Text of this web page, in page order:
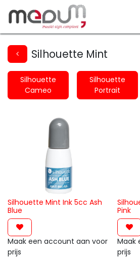
Silhouette Mint
Silhouette
Cameo
Silhouette
Portrait
Silhouette Mint Ink 5cc Ash
Blue
Maak een account aan voor
prijs
Pink
Maak
prijs